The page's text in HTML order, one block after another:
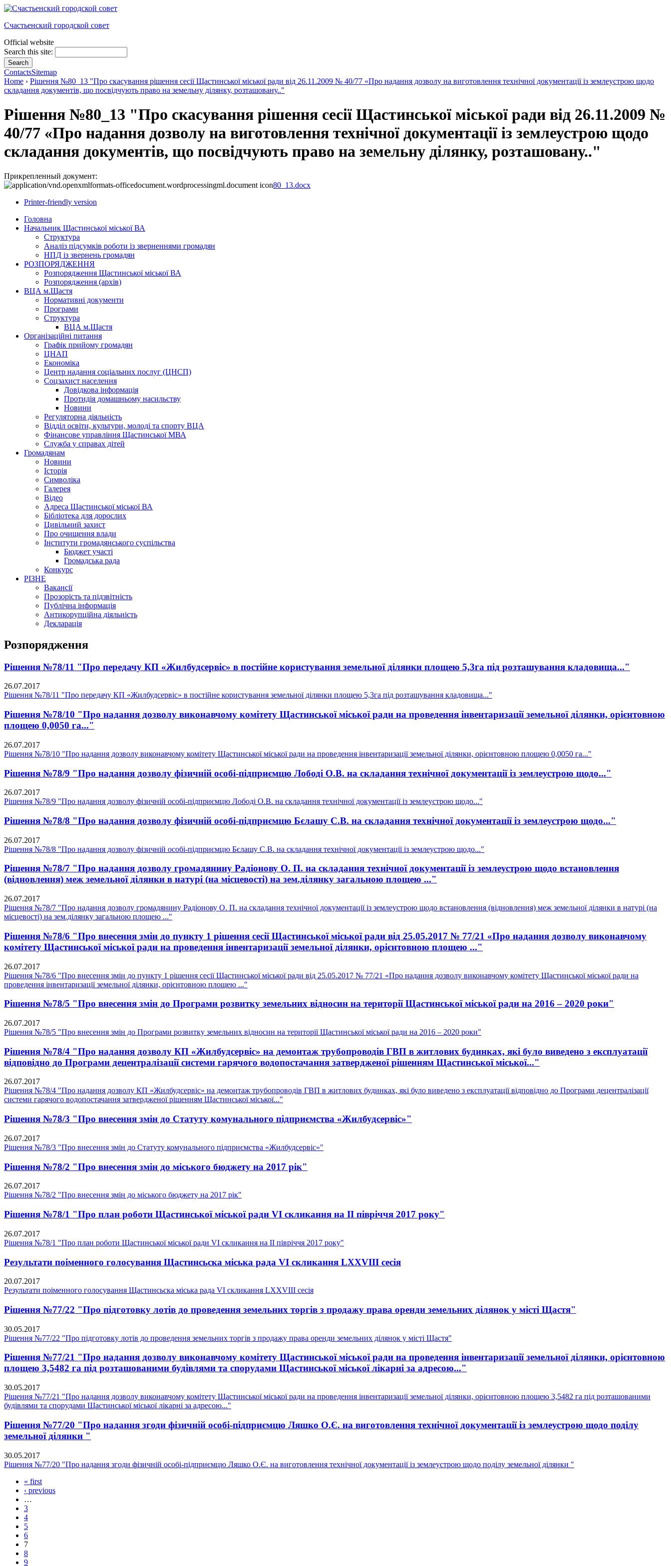
Счастьенский городской совет
Official website
Search this site:
ContactsSitemap
Home › Рішення №80_13 "Про скасування рішення сесії Щастинської міської ради від 26.11.2009 № 40/77 «Про надання дозволу на виготовлення технічної документації із землеустрою щодо
складання документів, що посвідчують право на земельну ділянку, розташовану.."
Рішення №80_13 "Про скасування рішення сесії Щастинської міської ради від 26.11.2009 №
40/77 «Про надання дозволу на виготовлення технічної документації із землеустрою щодо
складання документів, що посвідчують право на земельну ділянку, розташовану.."
Прикрепленный документ:
80_13.docx
Printer-friendly version
Головна
Начальник Щастинської міської ВА
Структура
Аналіз підсумків роботи із зверненнями громадян
НПД із звернень громадян
РОЗПОРЯДЖЕННЯ
Розпорядження Щастинської міської ВА
Розпорядження (архів)
ВЦА м.Щастя
Нормативні документи
Програми
Структура
ВЦА м.Щастя
Організаційні питання
Графік прийому громадян
ЦНАП
Економіка
Центр надання соціальних послуг (ЦНСП)
Соцзахист населення
Довідкова інформація
Протидія домашньому насильству
Новини
Регуляторна діяльність
Відділ освіти, культури, молоді та спорту ВЦА
Фінансове управління Щастинської МВА
Служба у справах дітей
Громадянам
Новини
Історія
Символіка
Галерея
Відео
Адреса Щастинської міської ВА
Бібліотека для дорослих
Цивільний захист
Про очищення влади
Інститути громадянського суспільства
Бюджет участі
Громадська рада
Конкурс
РІЗНЕ
Вакансії
Прозорість та підзвітність
Публічна інформація
Антикорупційна діяльність
Декларація
Розпорядження
Рішення №78/11 "Про передачу КП «Жилбудсервіс» в постійне користування земельної ділянки площею 5,3га під розташування кладовища..."
26.07.2017
Рішення №78/11 "Про передачу КП «Жилбудсервіс» в постійне користування земельної ділянки площею 5,3га під розташування кладовища..."
Рішення №78/10 "Про надання дозволу виконавчому комітету Щастинської міської ради на проведення інвентаризації земельної ділянки, орієнтовною
площею 0,0050 га..."
26.07.2017
Рішення №78/10 "Про надання дозволу виконавчому комітету Щастинської міської ради на проведення інвентаризації земельної ділянки, орієнтовною площею 0,0050 га..."
Рішення №78/9 "Про надання дозволу фізичній особі-підприємцю Лободі О.В. на складання технічної документації із землеустрою щодо..."
26.07.2017
Рішення №78/9 "Про надання дозволу фізичній особі-підприємцю Лободі О.В. на складання технічної документації із землеустрою щодо..."
Рішення №78/8 "Про надання дозволу фізичній особі-підприємцю Бєлашу С.В. на складання технічної документації із землеустрою щодо..."
26.07.2017
Рішення №78/8 "Про надання дозволу фізичній особі-підприємцю Бєлашу С.В. на складання технічної документації із землеустрою щодо..."
Рішення №78/7 "Про надання дозволу громадянину Радіонову О. П. на складання технічної документації із землеустрою щодо встановлення
(відновлення) меж земельної ділянки в натурі (на місцевості) на зем.ділянку загальною площею ..."
26.07.2017
Рішення №78/7 "Про надання дозволу громадянину Радіонову О. П. на складання технічної документації із землеустрою щодо встановлення (відновлення) меж земельної ділянки в натурі (на
місцевості) на зем.ділянку загальною площею ..."
Рішення №78/6 "Про внесення змін до пункту 1 рішення сесії Щастинської міської ради від 25.05.2017 № 77/21 «Про надання дозволу виконавчому
комітету Щастинської міської ради на проведення інвентаризації земельної ділянки, орієнтовною площею ..."
26.07.2017
Рішення №78/6 "Про внесення змін до пункту 1 рішення сесії Щастинської міської ради від 25.05.2017 № 77/21 «Про надання дозволу виконавчому комітету Щастинської міської ради на
проведення інвентаризації земельної ділянки, орієнтовною площею ..."
Рішення №78/5 "Про внесення змін до Програми розвитку земельних відносин на території Щастинської міської ради на 2016 – 2020 роки"
26.07.2017
Рішення №78/5 "Про внесення змін до Програми розвитку земельних відносин на території Щастинської міської ради на 2016 – 2020 роки"
Рішення №78/4 "Про надання дозволу КП «Жилбудсервіс» на демонтаж трубопроводів ГВП в житлових будинках, які було виведено з експлуатації
відповідно до Програми децентралізації системи гарячого водопостачання затвердженої рішенням Щастинської міської..."
26.07.2017
Рішення №78/4 "Про надання дозволу КП «Жилбудсервіс» на демонтаж трубопроводів ГВП в житлових будинках, які було виведено з експлуатації відповідно до Програми децентралізації
системи гарячого водопостачання затвердженої рішенням Щастинської міської..."
Рішення №78/3 "Про внесення змін до Статуту комунального підприємства «Жилбудсервіс»"
26.07.2017
Рішення №78/3 "Про внесення змін до Статуту комунального підприємства «Жилбудсервіс»"
Рішення №78/2 "Про внесення змін до міського бюджету на 2017 рік"
26.07.2017
Рішення №78/2 "Про внесення змін до міського бюджету на 2017 рік"
Рішення №78/1 "Про план роботи Щастинської міської ради VI скликання на II півріччя 2017 року"
26.07.2017
Рішення №78/1 "Про план роботи Щастинської міської ради VI скликання на II півріччя 2017 року"
Результати поіменного голосування Щастинсьска міська рада VI скликання LXXVІІІ сесія
20.07.2017
Результати поіменного голосування Щастинсьска міська рада VI скликання LXXVІІІ сесія
Рішення №77/22 "Про підготовку лотів до проведення земельних торгів з продажу права оренди земельних ділянок у місті Щастя"
30.05.2017
Рішення №77/22 "Про підготовку лотів до проведення земельних торгів з продажу права оренди земельних ділянок у місті Щастя"
Рішення №77/21 "Про надання дозволу виконавчому комітету Щастинської міської ради на проведення інвентаризації земельної ділянки, орієнтовною
площею 3,5482 га під розташованими будівлями та спорудами Щастинської міської лікарні за адресою..."
30.05.2017
Рішення №77/21 "Про надання дозволу виконавчому комітету Щастинської міської ради на проведення інвентаризації земельної ділянки, орієнтовною площею 3,5482 га під розташованими
будівлями та спорудами Щастинської міської лікарні за адресою..."
Рішення №77/20 "Про надання згоди фізичній особі-підприємцю Ляшко О.Є. на виготовлення технічної документації із землеустрою щодо поділу
земельної ділянки "
30.05.2017
Рішення №77/20 "Про надання згоди фізичній особі-підприємцю Ляшко О.Є. на виготовлення технічної документації із землеустрою щодо поділу земельної ділянки "
« first
‹ previous
…
3
4
5
6
7
8
9